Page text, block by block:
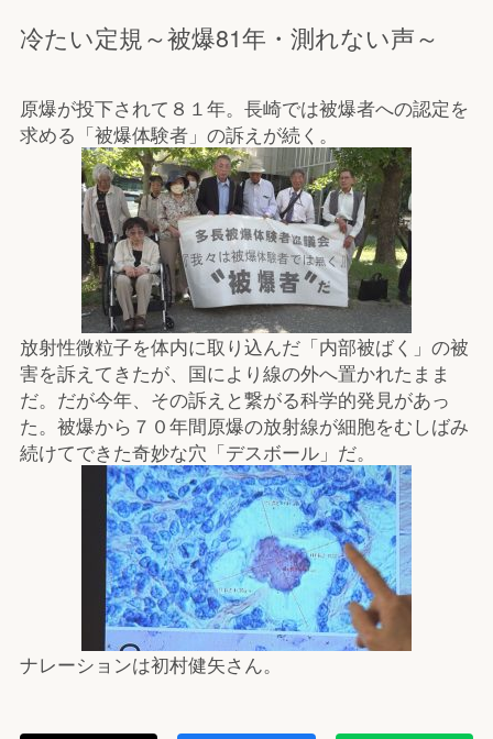
冷たい定規～被爆81年・測れない声～
原爆が投下されて８１年。長崎では被爆者への認定を
求める「被爆体験者」の訴えが続く。
放射性微粒子を体内に取り込んだ「内部被ばく」の被
害を訴えてきたが、国により線の外へ置かれたまま
だ。だが今年、その訴えと繋がる科学的発見があっ
た。被爆から７０年間原爆の放射線が細胞をむしばみ
続けてできた奇妙な穴「デスボール」だ。
ナレーションは初村健矢さん。